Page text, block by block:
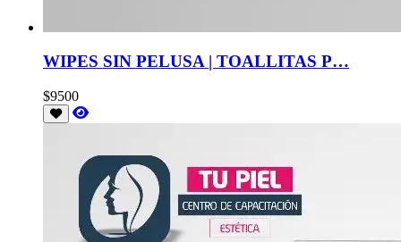
WIPES SIN PELUSA | TOALLITAS P…
$9500